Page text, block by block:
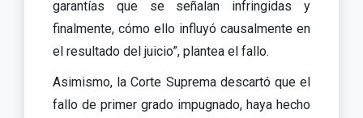
garantías que se señalan infringidas y
finalmente, cómo ello influyó causalmente en
el resultado del juicio”, plantea el fallo.
Asimismo, la Corte Suprema descartó que el
fallo de primer grado impugnado, haya hecho